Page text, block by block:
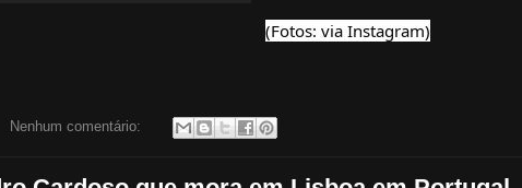
(Fotos: via Instagram)
Nenhum comentário: